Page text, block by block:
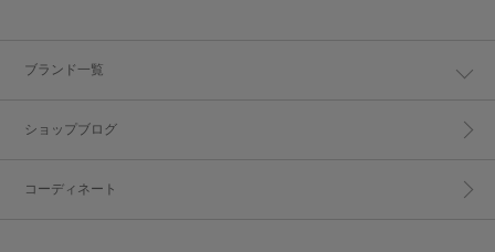
ブランド一覧
ショップブログ
コーディネート